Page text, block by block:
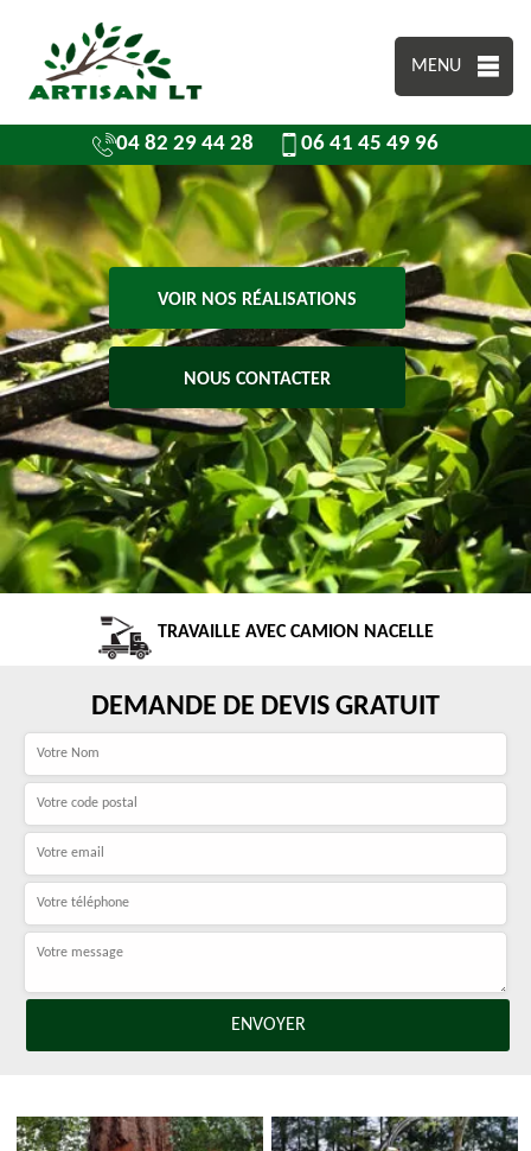
MENU
04 82 29 44 28 06 41 45 49 96
VOIR NOS RÉALISATIONS
NOUS CONTACTER
TRAVAILLE AVEC CAMION NACELLE
DEMANDE DE DEVIS GRATUIT